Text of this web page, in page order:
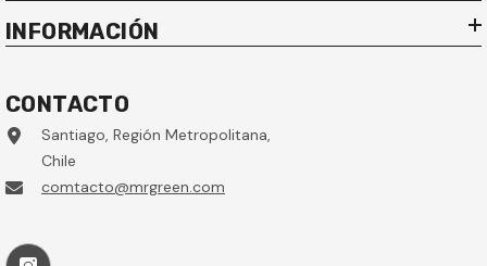
INFORMACIÓN
CONTACTO
Santiago, Región Metropolitana,
Chile
comtacto@mrgreen.com